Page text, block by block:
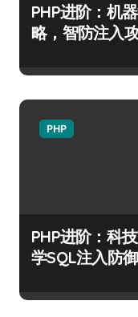
PHP进阶：机
略，智防注入
PHP
PHP进阶：科
学SQL注入防